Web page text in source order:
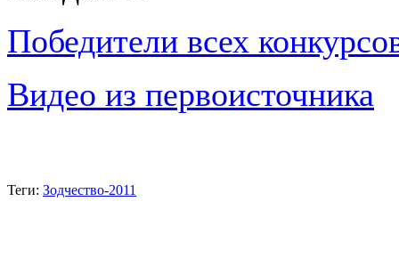
Победители всех
Видео из первоисточника
Теги: Зодчество-2011